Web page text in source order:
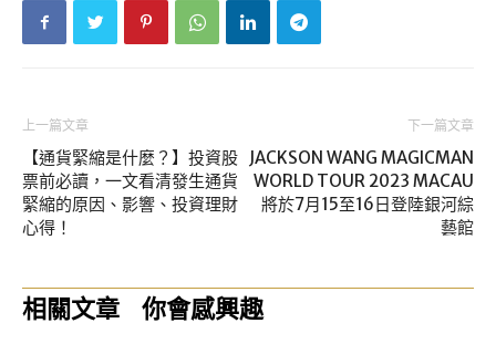
上一篇文章
【通貨緊縮是什麼？】投資股
票前必讀，一文看清發生通貨
緊縮的原因、影響、投資理財
心得！
下一篇文章
JACKSON WANG MAGICMAN
WORLD TOUR 2023 MACAU
將於7月15至16日登陸銀河綜
藝館
相關文章 你會感興趣